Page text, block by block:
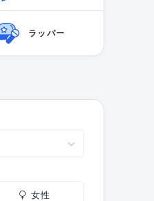
ラッパー
女性